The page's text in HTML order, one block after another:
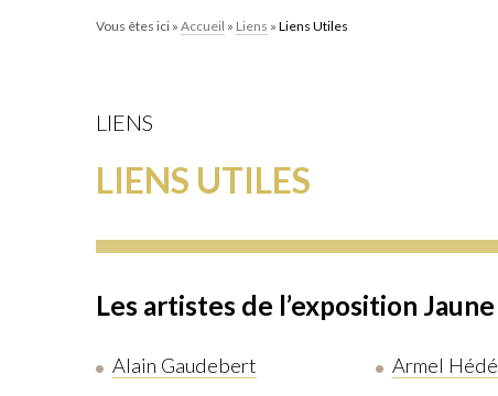
Vous êtes ici » Accueil » Liens » Liens Utiles
LIENS
LIENS UTILES
Les artistes de l’exposition Jaune
Alain Gaudebert Armel Hédé